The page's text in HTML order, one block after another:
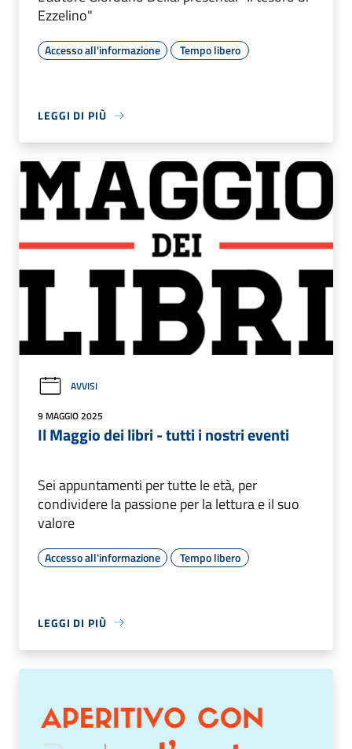
Ezzelino"
Accesso all'informazione Tempo libero
LEGGI DI PIÙ
AVVISI
9 MAGGIO 2025
Il Maggio dei libri - tutti i nostri eventi
Sei appuntamenti per tutte le età, per
condividere la passione per la lettura e il suo
valore
Accesso all'informazione Tempo libero
LEGGI DI PIÙ